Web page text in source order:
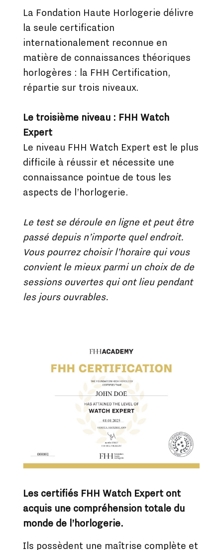
La Fondation Haute Horlogerie délivre
la seule certification
internationalement reconnue en
matière de connaissances théoriques
horlogères : la FHH Certification,
répartie sur trois niveaux.
Le troisième niveau : FHH Watch
Expert
Le niveau FHH Watch Expert est le plus
difficile à réussir et nécessite une
connaissance pointue de tous les
aspects de l’horlogerie.
Le test se déroule en ligne et peut être
passé depuis n’importe quel endroit.
Vous pourrez choisir l’horaire qui vous
convient le mieux parmi un choix de de
sessions ouvertes qui ont lieu pendant
les jours ouvrables.
Les certifiés FHH Watch Expert ont
acquis une compréhension totale du
monde de l’horlogerie.
Ils possèdent une maîtrise complète et